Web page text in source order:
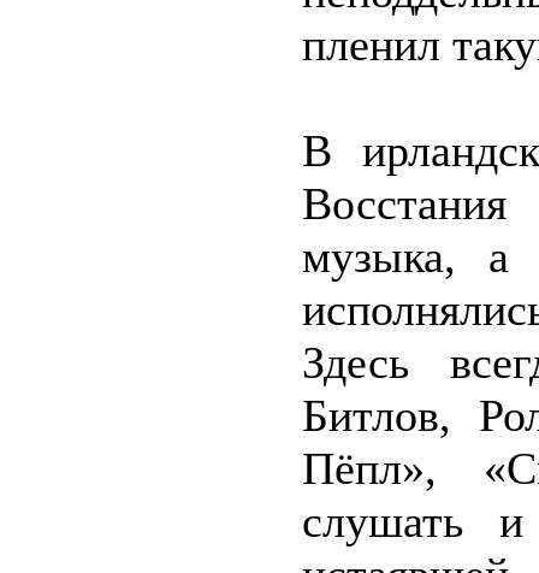
пленил
В
музыка, а
Здесь
Битлов,
Пёпл»,
слушать